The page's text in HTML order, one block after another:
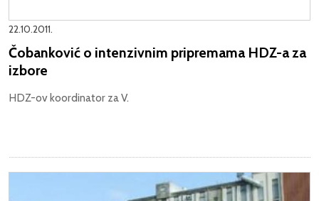
22.10.2011.
Čobanković o intenzivnim pripremama HDZ-a za
izbore
HDZ-ov koordinator za V.